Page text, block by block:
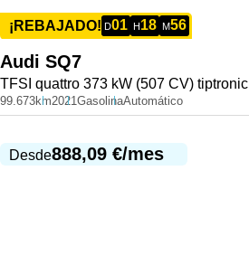
¡REBAJADO! D01 H 18 M56
Audi SQ7
TFSI quattro 373 kW (507 CV) tiptronic
99.673km2021GasolinaAutomático
Desde888,09 €/mes